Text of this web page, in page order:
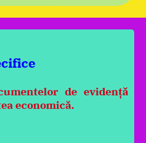
de evidență
economică.